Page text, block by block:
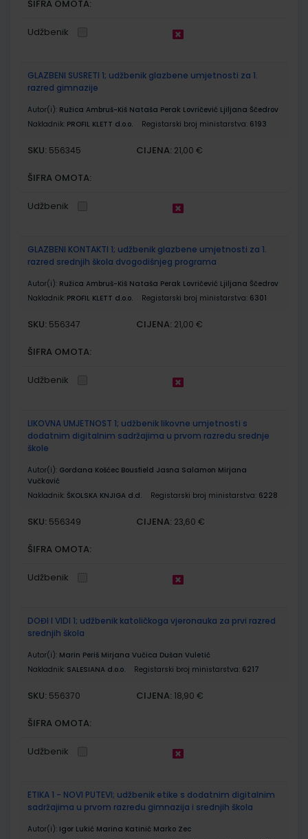
ŠIFRA OMOTA:
Udžbenik
GLAZBENI SUSRETI 1; udžbenik glazbene umjetnosti za 1.
razred gimnazije
Autor(i): Ružica Ambruš-Kiš Nataša Perak Lovričević Ljiljana Ščedrov
Nakladnik: PROFIL KLETT d.o.o. Registarski broj ministarstva: 6193
SKU: 556345 CIJENA: 21,00 €
ŠIFRA OMOTA:
Udžbenik
GLAZBENI KONTAKTI 1; udžbenik glazbene umjetnosti za 1.
razred srednjih škola dvogodišnjeg programa
Autor(i): Ružica Ambruš-Kiš Nataša Perak Lovričević Ljiljana Ščedrov
Nakladnik: PROFIL KLETT d.o.o. Registarski broj ministarstva: 6301
SKU: 556347 CIJENA: 21,00 €
ŠIFRA OMOTA:
Udžbenik
LIKOVNA UMJETNOST 1; udžbenik likovne umjetnosti s
dodatnim digitalnim sadržajima u prvom razredu srednje
škole
Autor(i): Gordana Košćec Bousfield Jasna Salamon Mirjana
Vučković
Nakladnik: ŠKOLSKA KNJIGA d.d. Registarski broj ministarstva: 6228
SKU: 556349 CIJENA: 23,60 €
ŠIFRA OMOTA:
Udžbenik
DOĐI I VIDI 1; udžbenik katoličkoga vjeronauka za prvi razred
srednjih škola
Autor(i): Marin Periš Mirjana Vučica Dušan Vuletić
Nakladnik: SALESIANA d.o.o. Registarski broj ministarstva: 6217
SKU: 556370 CIJENA: 18,90 €
ŠIFRA OMOTA:
Udžbenik
ETIKA 1 - NOVI PUTEVI; udžbenik etike s dodatnim digitalnim
sadržajima u prvom razredu gimnazija i srednjih škola
Autor(i): Igor Lukić Marina Katinić Marko Zec